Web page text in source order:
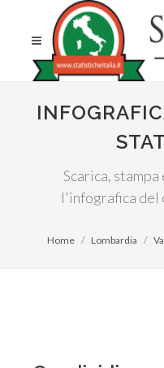
Scarica,
l'infografica del
Home Lombardia